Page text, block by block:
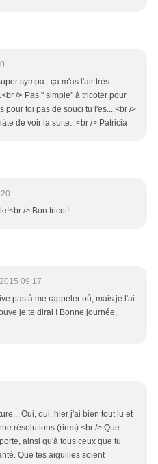
sympa...ça m'as l'air très
/> Pas " simple" à tricoter pour
pour toi pas de souci tu l'es....<br />
de voir la suite...<br /> Patricia
/> Bon tricot!
09:17
pas à me rappeler où, mais je l'ai
je te dirai ! Bonne journée,
Oui, oui, hier j'ai bien tout lu et
résolutions (rires).<br /> Que
ainsi qu'à tous ceux que tu
Que tes aiguilles soient